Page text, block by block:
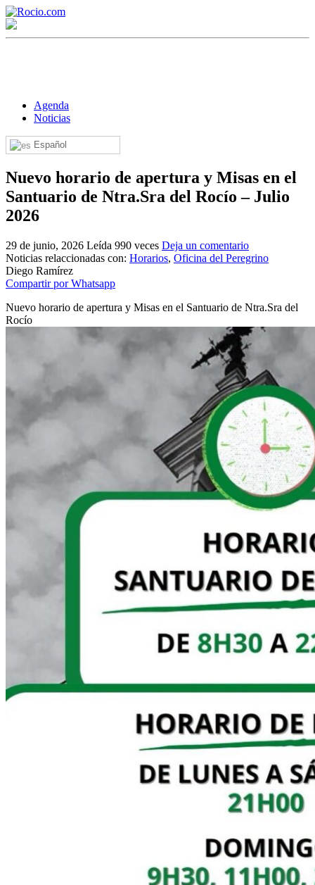
Agenda
Noticias
Español
Nuevo horario de apertura y Misas en el
Santuario de Ntra.Sra del Rocío – Julio
2026
29 de junio, 2026 Leída 990 veces Deja un comentario
Noticias relaccionadas con: Horarios, Oficina del Peregrino
Diego Ramírez
Compartir por Whatsapp
Nuevo horario de apertura y Misas en el Santuario de Ntra.Sra del
Rocío
¡Bienvenido! Soy el asistente virtual de rocio.com.
¿En qué puedo ayudarte?
¿Cuándo es la romería del Rocío?
¿Cuántas hermandades participan en la romería?
¿Cuándo se construyó la primera ermita?
El traslado cada siete años
¿Cuales son los actos principales que se celebran en el
Quiero hacer el camino,¿que tengo que hacer?
En el Rocío, ¿dónde me alojo?